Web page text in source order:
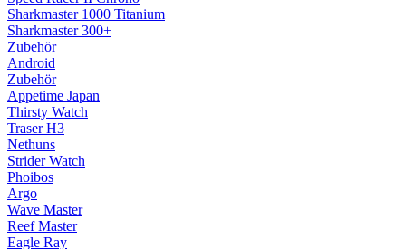
Sharkmaster 1000 Titanium
Sharkmaster 300+
Zubehör
Android
Zubehör
Appetime Japan
Thirsty Watch
Traser H3
Nethuns
Strider Watch
Phoibos
Argo
Wave Master
Reef Master
Eagle Ray